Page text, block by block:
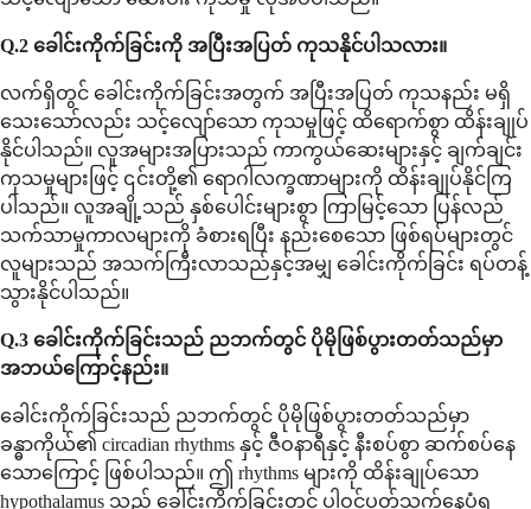
Q.2 ခေါင်းကိုက်ခြင်းကို အပြီးအပြတ် ကုသနိုင်ပါသလား။
လက်ရှိတွင် ခေါင်းကိုက်ခြင်းအတွက် အပြီးအပြတ် ကုသနည်း မရှိ
သေးသော်လည်း သင့်လျော်သော ကုသမှုဖြင့် ထိရောက်စွာ ထိန်းချုပ်
နိုင်ပါသည်။ လူအများအပြားသည် ကာကွယ်ဆေးများနှင့် ချက်ချင်း
ကုသမှုများဖြင့် ၎င်းတို့၏ ရောဂါလက္ခဏာများကို ထိန်းချုပ်နိုင်ကြ
ပါသည်။ လူအချို့သည် နှစ်ပေါင်းများစွာ ကြာမြင့်သော ပြန်လည်
သက်သာမှုကာလများကို ခံစားရပြီး နည်းစေသော ဖြစ်ရပ်များတွင်
လူများသည် အသက်ကြီးလာသည်နှင့်အမျှ ခေါင်းကိုက်ခြင်း ရပ်တန့်
သွားနိုင်ပါသည်။
Q.3 ခေါင်းကိုက်ခြင်းသည် ညဘက်တွင် ပိုမိုဖြစ်ပွားတတ်သည်မှာ
အဘယ်ကြောင့်နည်း။
ခေါင်းကိုက်ခြင်းသည် ညဘက်တွင် ပိုမိုဖြစ်ပွားတတ်သည်မှာ
ခန္ဓာကိုယ်၏ circadian rhythms နှင့် ဇီဝနာရီနှင့် နီးစပ်စွာ ဆက်စပ်နေ
သောကြောင့် ဖြစ်ပါသည်။ ဤ rhythms များကို ထိန်းချုပ်သော
hypothalamus သည် ခေါင်းကိုက်ခြင်းတွင် ပါဝင်ပတ်သက်နေပုံရ